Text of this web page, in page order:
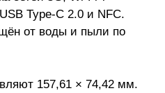
Type-C 2.0 и NFC.
от воды и пыли по
157,61 × 74,42 мм.